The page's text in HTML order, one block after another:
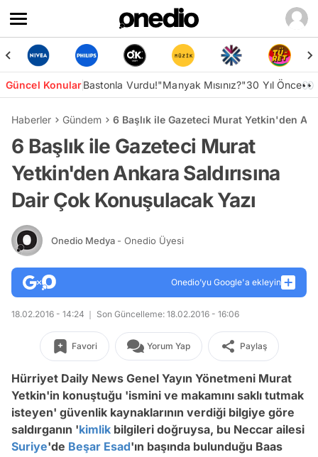
Güncel KonularBastonla Vurdu!"Manyak Mısınız?"30 Yıl Önce👀
Haberler Gündem 6 Başlık ile Gazeteci Murat Yetkin'den
6 Başlık ile Gazeteci Murat
Yetkin'den Ankara Saldırısına
Dair Çok Konuşulacak Yazı
Onedio Medya - Onedio Üyesi
Onedio’yu Google'a ekleyin
18.02.2016 - 14:24 Son Güncelleme: 18.02.2016 - 16:06
Favori Yorum Yap Paylaş
Hürriyet Daily News Genel Yayın Yönetmeni Murat
Yetkin'in konuştuğu 'ismini ve makamını saklı tutmak
isteyen' güvenlik kaynaklarının verdiği bilgiye göre
saldırganın 'kimlik bilgileri doğruysa, bu Neccar ailesi
Suriye'de Beşar Esad'ın başında bulunduğu Baas